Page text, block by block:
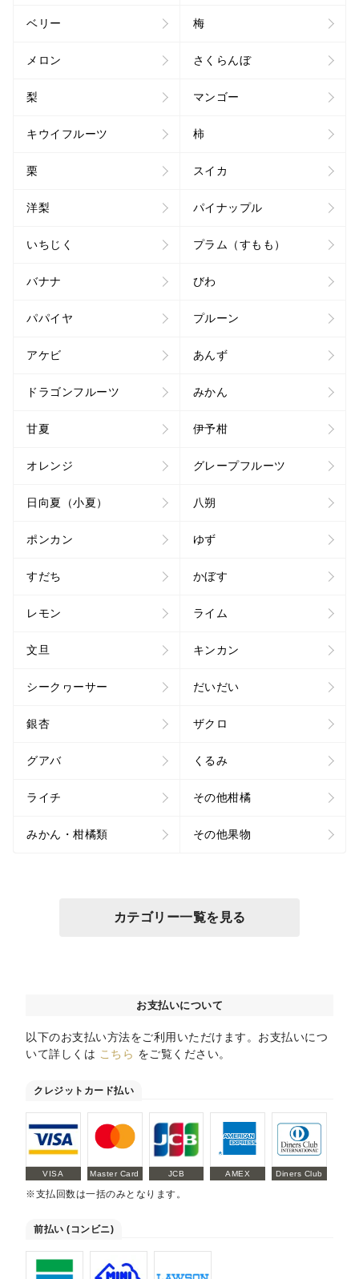
ベリー 梅
メロン さくらんぼ
梨 マンゴー
キウイフルーツ 柿
栗 スイカ
洋梨 パイナップル
いちじく プラム（すもも）
バナナ びわ
パパイヤ プルーン
アケビ あんず
ドラゴンフルーツ みかん
甘夏 伊予柑
オレンジ グレープフルーツ
日向夏（小夏） 八朔
ポンカン ゆず
すだち かぼす
レモン ライム
文旦 キンカン
シークヮーサー だいだい
銀杏 ザクロ
グアバ くるみ
ライチ その他柑橘
みかん・柑橘類 その他果物
カテゴリー一覧を見る
お支払いについて
以下のお支払い方法をご利用いただけます。お支払いにつ
いて詳しくは こちら をご覧ください。
クレジットカード払い
VISA Master Card JCB AMEX Diners Club
※支払回数は一括のみとなります。
前払い (コンビニ)